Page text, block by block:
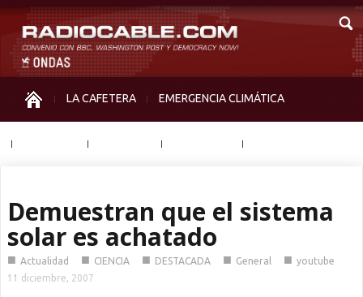
LA CAFETERA EMERGENCIA CLIMÁTICA
Demuestran que el sistema
solar es achatado
■ Actualidad ■ CIENCIA ■ DESTACADA ■ General ■ youtube
11 diciembre, 2007